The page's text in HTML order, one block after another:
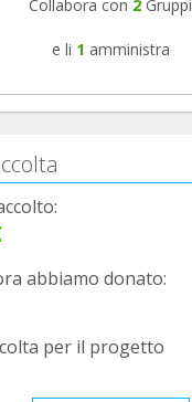
Collabora con 2 Gruppi
e li 1 amministra
abbiamo donato:
per il progetto